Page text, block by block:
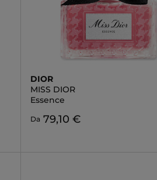
DIOR
MISS DIOR
Essence
Da 79,10 €